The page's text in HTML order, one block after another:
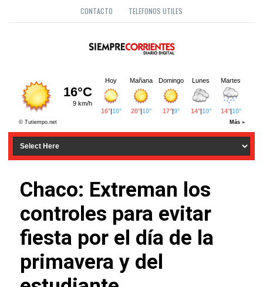
CONTACTO TELEFONOS UTILES
Chaco: Extreman los
controles para evitar
fiesta por el día de la
primavera y del